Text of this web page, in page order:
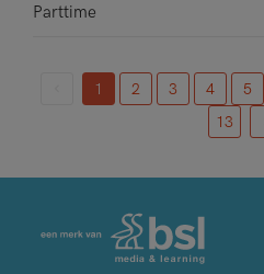
Parttime
1
2 3 4 5
13